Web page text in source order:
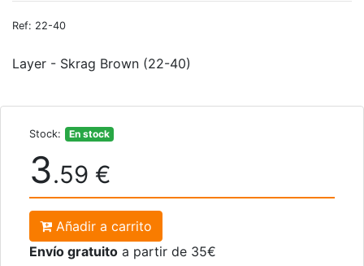
Ref: 22-40
Layer - Skrag Brown (22-40)
Stock: En stock
3.59 €
Añadir a carrito
Envío gratuito a partir de 35€